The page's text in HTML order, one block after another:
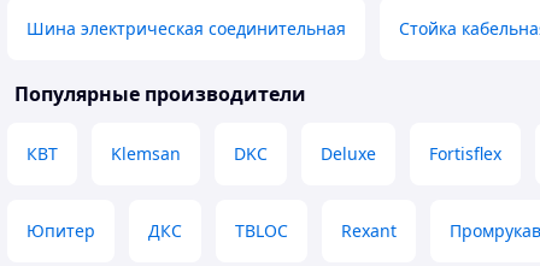
Шина электрическая соединительная Стойка
Популярные производители
КВТ Klemsan DKC Deluxe Fortisflex
Юпитер ДКС TBLOC Rexant Промрукав